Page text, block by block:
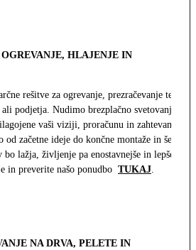
HLAJENJE IN
rešitve za ogrevanje, prezračevanje ter
podjetja. Nudimo brezplačno svetovanje
vaši viziji, proračunu in zahtevam
začetne ideje do končne montaže in še
lažja, življenje pa enostavnejše in lepše.
in preverite našo ponudbo TUKAJ.
NA DRVA, PELETE IN